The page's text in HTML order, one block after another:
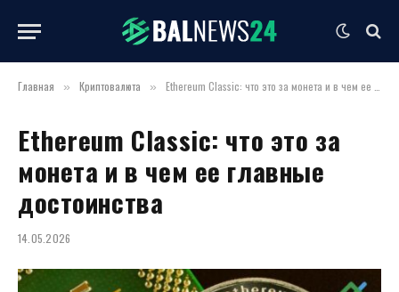
Главная » Криптовалюта » Ethereum Classic: что это за монета и в чем ее главные достоинства
Ethereum Classic: что это за
монета и в чем ее главные
достоинства
14.05.2026